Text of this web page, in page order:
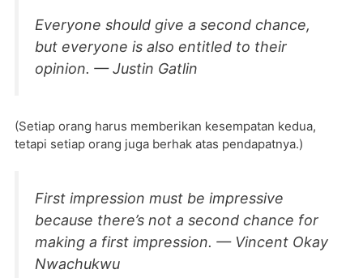
Everyone should give a second chance,
but everyone is also entitled to their
opinion. — Justin Gatlin
(Setiap orang harus memberikan kesempatan kedua,
tetapi setiap orang juga berhak atas pendapatnya.)
First impression must be impressive
because there’s not a second chance for
making a first impression. — Vincent Okay
Nwachukwu